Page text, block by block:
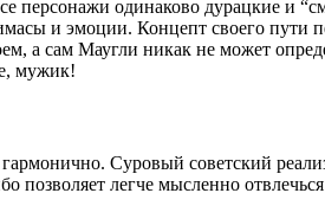
персонажи одинаково дурацкие и
и эмоции. Концепт своего пути
а сам Маугли никак не может
мужик!
Суровый советский
позволяет легче мысленно отвлечься